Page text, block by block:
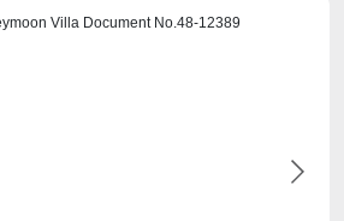
Next
Villa Document No.48-12389